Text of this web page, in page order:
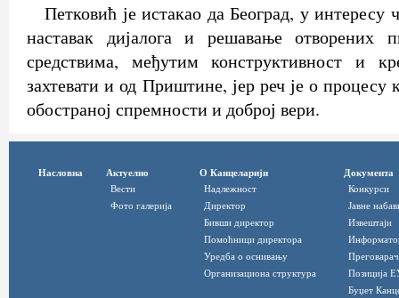
Петковић је истакао да Београд, у интересу
наставак дијалога и решавање отворених
средствима, међутим конструктивност и
захтевати и од Приштине, јер реч је о процесу
обостраној спремности и доброј вери.
Насловна Актуелно
Вести
Фото галерија
О Канцеларији
Надлежност
Директор
Бивши директор
Помоћници директора
Уредба о оснивању
Организациона структура
Документа
Конкурси
Јавне
Извештаји
Позиција
Буџет